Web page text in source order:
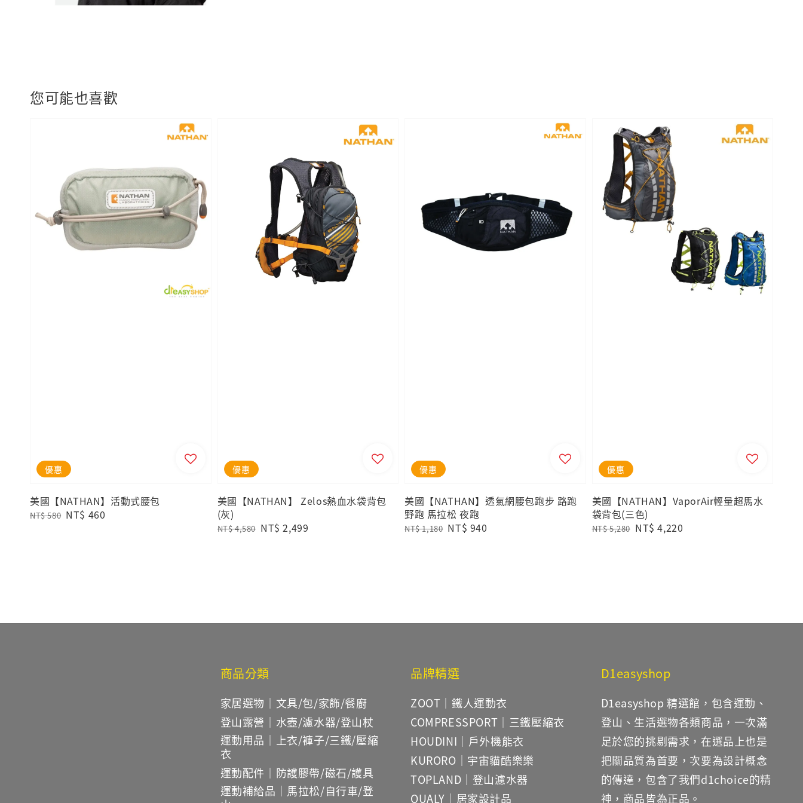
您可能也喜歡
優惠
美國【NATHAN】活動式腰包
Regular
NT$ 580 Sale
NT$ 460
優惠
美國【NATHAN】 Zelos熱血水袋背包
(灰)
Regular
NT$ 4,580 Sale
NT$ 2,499
優惠
美國【NATHAN】透氣網腰包跑步 路跑
野跑 馬拉松 夜跑
Regular
NT$ 1,180 Sale
NT$ 940
優惠
美國【NATHAN】VaporAir輕量超馬水
袋背包(三色)
Regular
NT$ 5,280 Sale
NT$ 4,220
商品分類
家居選物｜文具/包/家飾/餐廚
登山露營｜水壺/濾水器/登山杖
運動用品｜上衣/褲子/三鐵/壓縮
衣
運動配件｜防護膠帶/磁石/護具
運動補給品｜馬拉松/自行車/登
品牌精選
ZOOT｜鐵人運動衣
COMPRESSPORT｜三鐵壓縮衣
HOUDINI｜戶外機能衣
KURORO｜宇宙貓酷樂樂
TOPLAND｜登山濾水器
QUALY｜居家設計品
D1easyshop
D1easyshop 精選館，包含運動、
登山、生活選物各類商品，一次滿
足於您的挑剔需求，在選品上也是
把關品質為首要，次要為設計概念
的傳達，包含了我們d1choice的精
神，商品皆為正品。